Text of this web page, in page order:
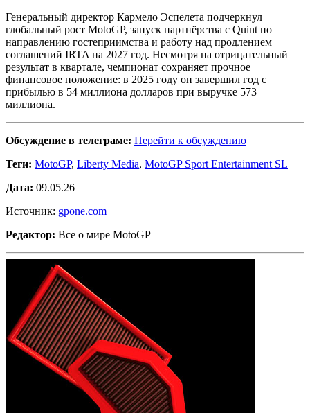
Генеральный директор Кармело Эспелета подчеркнул
глобальный рост MotoGP, запуск партнёрства с Quint по
направлению гостеприимства и работу над продлением
соглашений IRTA на 2027 год. Несмотря на отрицательный
результат в квартале, чемпионат сохраняет прочное
финансовое положение: в 2025 году он завершил год с
прибылью в 54 миллиона долларов при выручке 573
миллиона.
Обсуждение в телеграме: Перейти к обсуждению
Теги: MotoGP, Liberty Media, MotoGP Sport Entertainment SL
Дата: 09.05.26
Источник: gpone.com
Редактор: Все о мире MotoGP